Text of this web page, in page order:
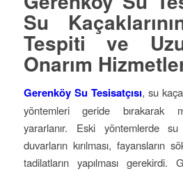
Su
Tespiti ve
Onarım
Gerenköy Su Tesisatçısı, su
yöntemleri geride bırakarak
yararlanır. Eski yöntemlerde
duvarların kırılması, fayansların
tadilatların yapılması gerekirdi.